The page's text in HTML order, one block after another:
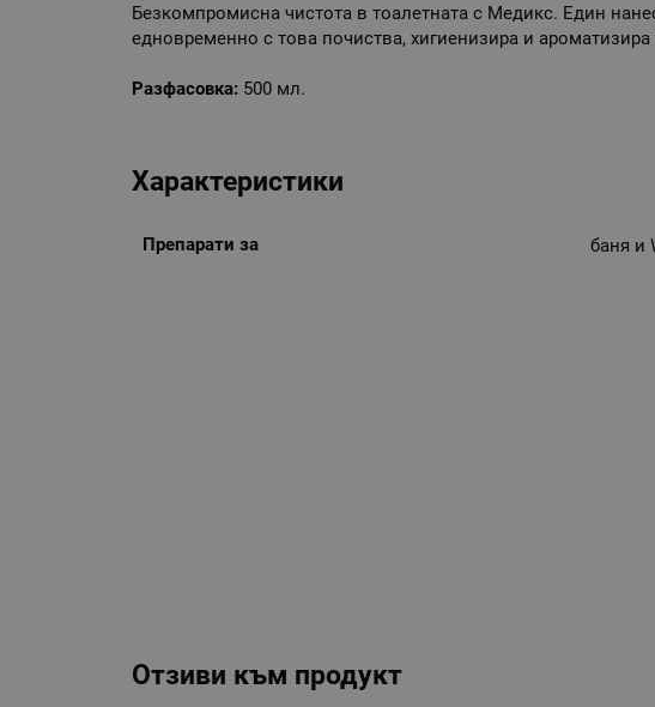
Безкомпромисна чистота в тоалетната с Медикс. Един
едновременно с това почиства, хигиенизира и ароматизира
Разфасовка: 500 мл.
Характеристики
Препарати за баня и
Отзиви към продукт